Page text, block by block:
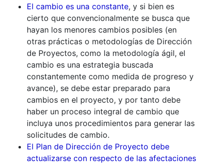
El cambio es una constante, y si bien es
cierto que convencionalmente se busca que
hayan los menores cambios posibles (en
otras prácticas o metodologías de Dirección
de Proyectos, como la metodología ágil, el
cambio es una estrategia buscada
constantemente como medida de progreso y
avance), se debe estar preparado para
cambios en el proyecto, y por tanto debe
haber un proceso integral de cambio que
incluya unos procedimientos para generar las
solicitudes de cambio.
El Plan de Dirección de Proyecto debe
actualizarse con respecto de las afectaciones